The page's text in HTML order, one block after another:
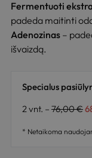
Fermentuoti
padeda maitinti
Adenozinas–
išvaizdą.
Specialus
2 vnt. – 76,00€
* Netaikoma